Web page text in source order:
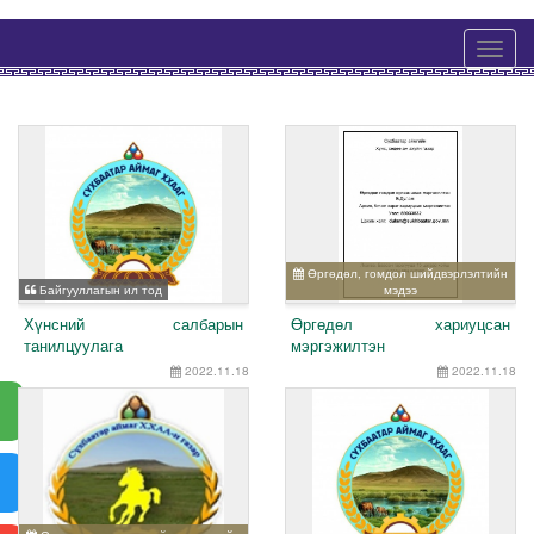
Байгууллагын ил тод
Хүнсний салбарын
танилцуулага
2022.11.18
Өргөдөл, гомдол шийдвэрлэлтийн
мэдээ
Өргөдөл хариуцсан
мэргэжилтэн
2022.11.18